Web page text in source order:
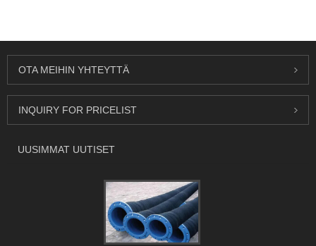
OTA MEIHIN YHTEYTTÄ
INQUIRY FOR PRICELIST
UUSIMMAT UUTISET